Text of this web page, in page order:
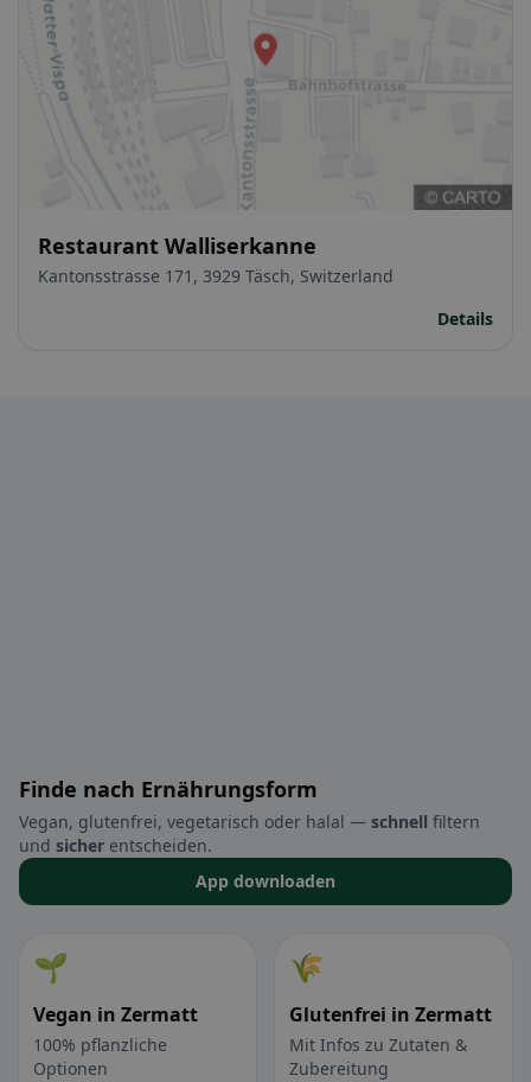
Restaurant Walliserkanne
Kantonsstrasse 171, 3929 Täsch, Switzerland
Details
Finde nach Ernährungsform
Vegan, glutenfrei, vegetarisch oder halal — schnell filtern
und sicher entscheiden.
App downloaden
🌱
Vegan in Zermatt
100% pflanzliche
Optionen
🌾
Glutenfrei in Zermatt
Mit Infos zu Zutaten &
Zubereitung